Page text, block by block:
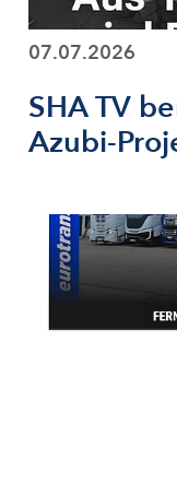
07.07.2026
SHA TV
Azubi-